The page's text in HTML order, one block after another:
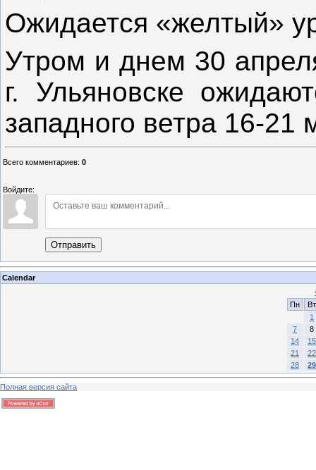
Ожидается «желтый»
Утром и днем 30
г. Ульяновске
западного ветра 16-21
Всего комментариев: 0
Войдите:
Отправить
Calendar
Пн
Вт
1
7
8
14
15
21
22
28
29
Полная версия сайта